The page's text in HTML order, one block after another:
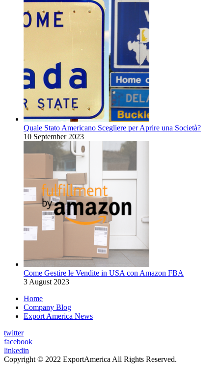
Quale Stato Americano Scegliere per Aprire una Società?
10 September 2023
Come Gestire le Vendite in USA con Amazon FBA
3 August 2023
Home
Company Blog
Export America News
twitter
facebook
linkedin
Copyright © 2022 ExportAmerica All Rights Reserved.